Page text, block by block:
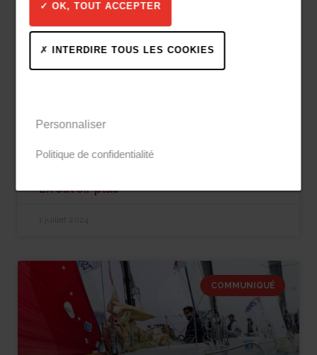
Projet de l’Arche au Havre
triomphe en Belgique
nœuds pour un premier parcours construit.
En savoir plus
COMMUNIQUÉ
OK, TOUT ACCEPTER
INTERDIRE TOUS LES COOKIES
Personnaliser
Politique de confidentialité